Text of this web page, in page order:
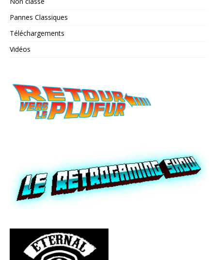
Pannes Classiques
Téléchargements
Vidéos